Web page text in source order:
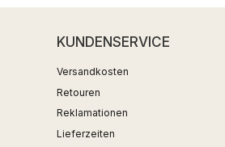
KUNDENSERVICE
Versandkosten
Retouren
Reklamationen
Lieferzeiten